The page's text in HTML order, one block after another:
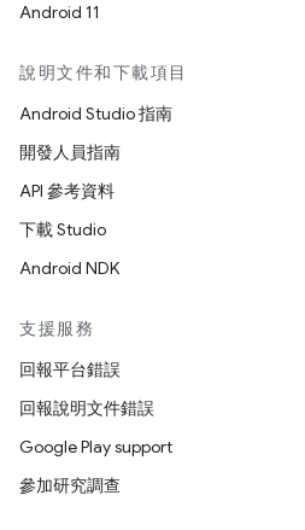
Android 11
說明文件和下載項目
Android Studio 指南
開發人員指南
API 參考資料
下載 Studio
Android NDK
支援服務
回報平台錯誤
回報說明文件錯誤
Google Play support
參加研究調查